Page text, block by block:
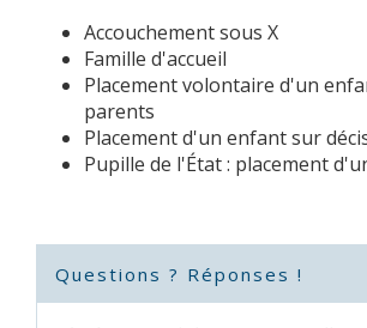
Accouchement sous X
Famille d'accueil
Placement volontaire d'un
parents
Placement d'un enfant sur
Pupille de l'État : placement
Questions ? Réponses !